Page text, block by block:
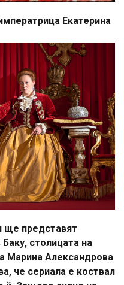
Екатерина
ще представят
столицата на
Марина Александрова
че сериала е коствал